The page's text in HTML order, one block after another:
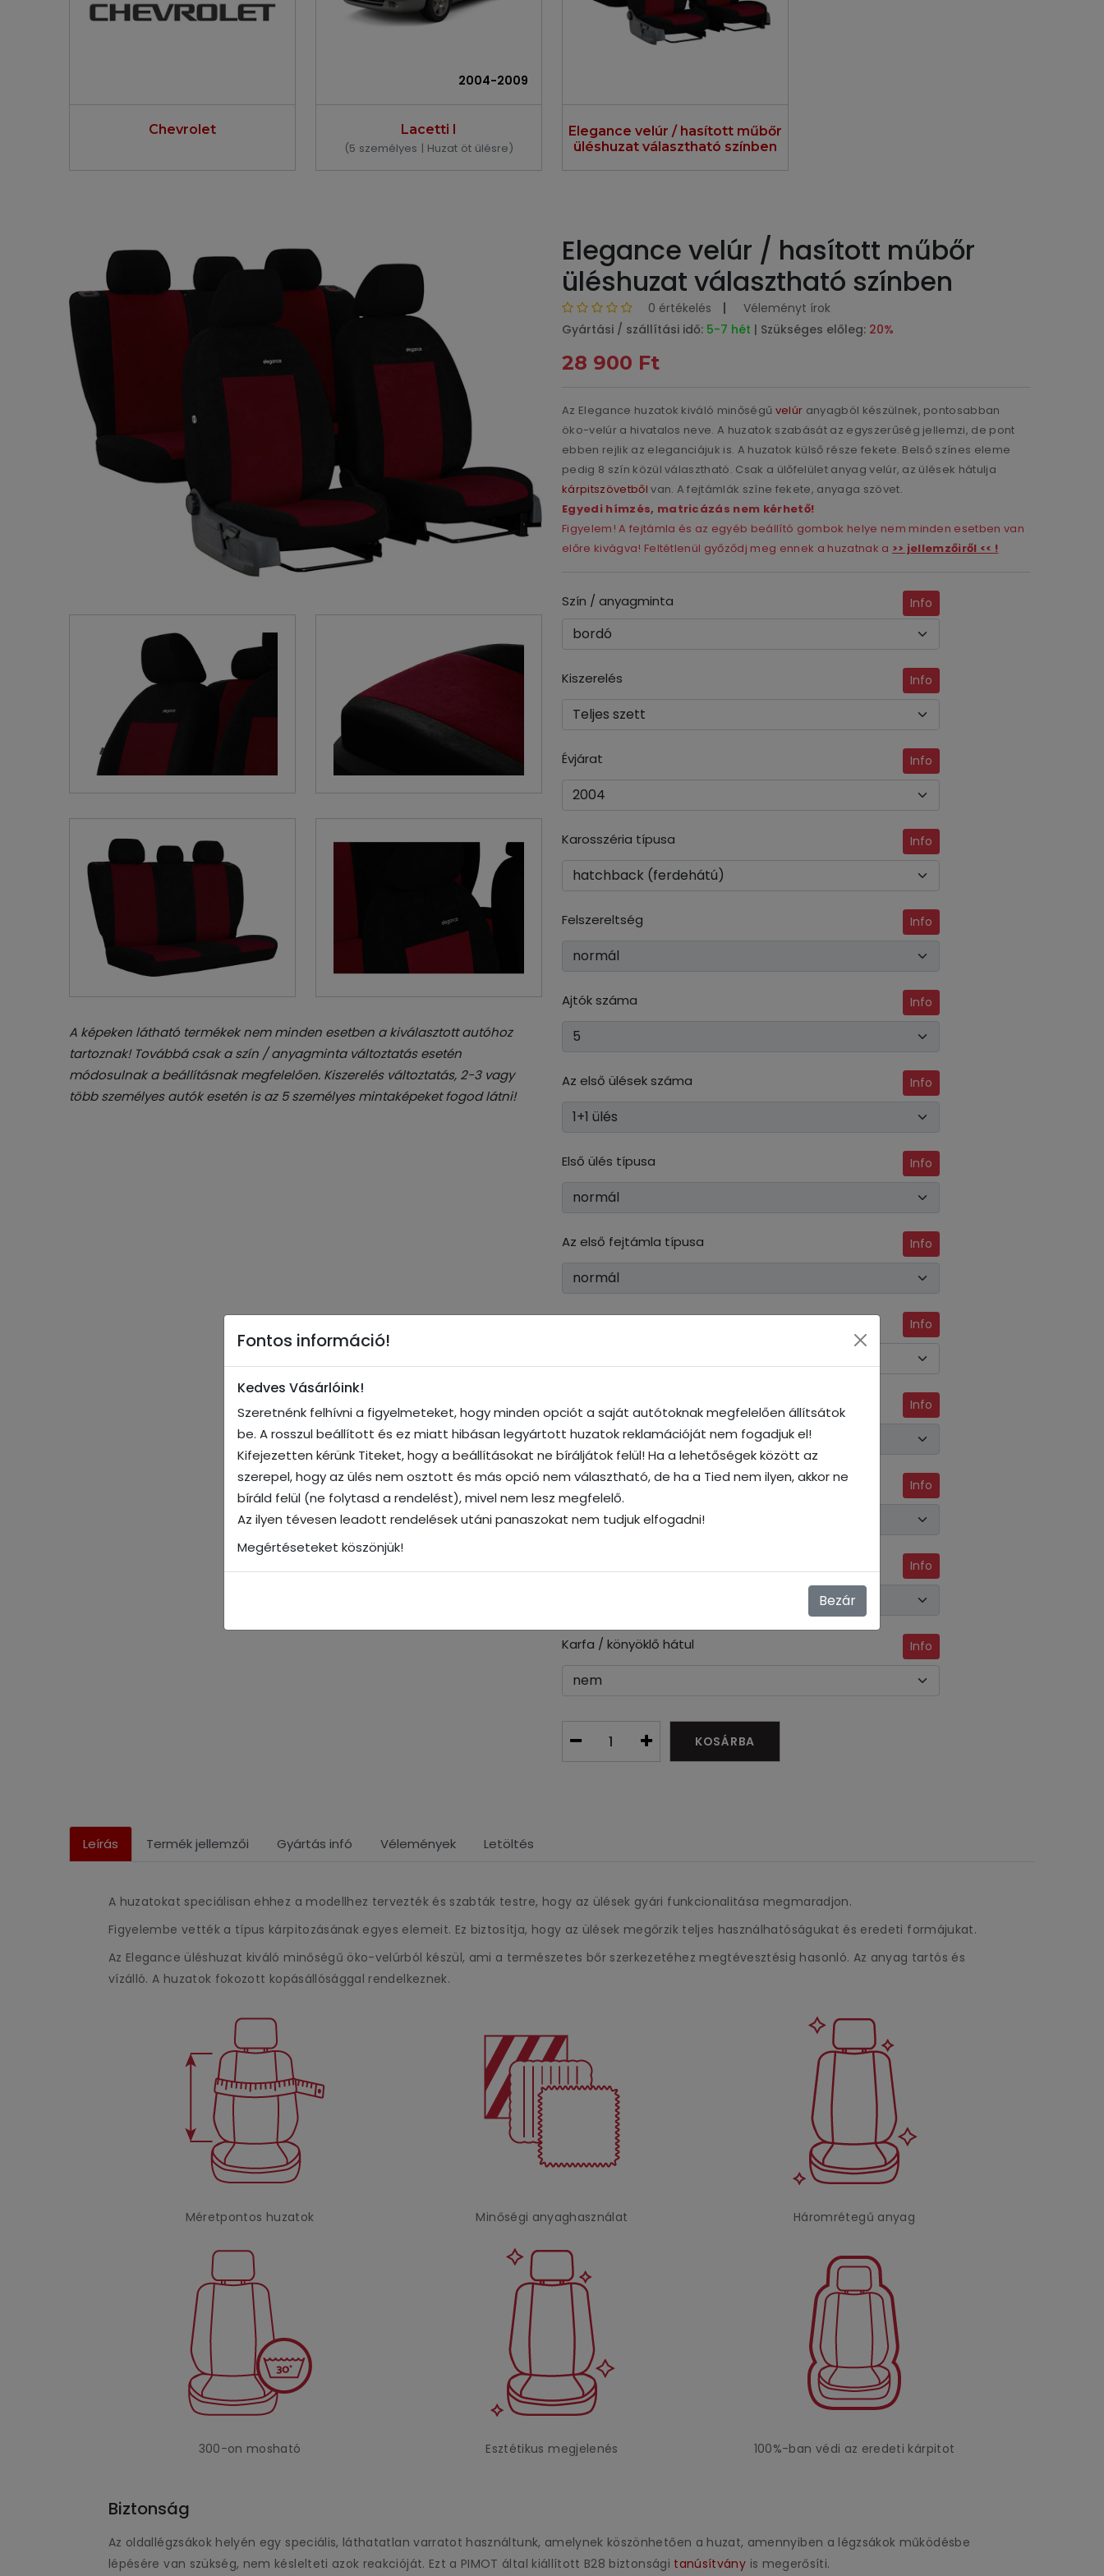
Chevrolet
2004-2009
Lacetti I
(5 személyes | Huzat öt ülésre)
Elegance velúr / hasított műbőr
üléshuzat választható színben
A képeken látható termékek nem minden esetben a kiválasztott autóhoz
tartoznak! Továbbá csak a szín / anyagminta változtatás esetén
módosulnak a beállításnak megfelelően. Kiszerelés változtatás, 2-3 vagy
több személyes autók esetén is az 5 személyes mintaképeket fogod látni!
Elegance velúr / hasított műbőr
üléshuzat választható színben
0 értékelés
Véleményt írok
Gyártási / szállítási idő: 5-7 hét | Szükséges előleg: 20%
28 900 Ft
Az Elegance huzatok kiváló minőségű velúr anyagból készülnek, pontosabban
öko-velúr a hivatalos neve. A huzatok szabását az egyszerűség jellemzi, de pont
ebben rejlik az eleganciájuk is. A huzatok külső része fekete. Belső színes eleme
pedig 8 szín közül választható. Csak a ülőfelület anyag velúr, az ülések hátulja
kárpitszövetből van. A fejtámlák színe fekete, anyaga szövet.
Egyedi hímzés, matricázás nem kérhető!
Figyelem! A fejtámla és az egyéb beállító gombok helye nem minden esetben van
előre kivágva! Feltétlenül győződj meg ennek a huzatnak a >> jellemzőiről << !
Szín / anyagminta Info
Kiszerelés Info
Évjárat Info
Karosszéria típusa Info
Felszereltség Info
Ajtók száma Info
Az első ülések száma Info
Első ülés típusa Info
Az első fejtámla típusa Info
Info
Info
Hátsó ülés ülőrész Info
Info
Karfa / könyöklő hátul Info
KOSÁRBA
Leírás Termék jellemzői Gyártás infó Vélemények Letöltés
A huzatokat speciálisan ehhez a modellhez tervezték és szabták testre, hogy az ülések gyári funkcionalitása megmaradjon.
Figyelembe vették a típus kárpitozásának egyes elemeit. Ez biztosítja, hogy az ülések megőrzik teljes használhatóságukat és eredeti formájukat.
Az Elegance üléshuzat kiváló minőségű öko-velúrból készül, ami a természetes bőr szerkezetéhez megtévesztésig hasonló. Az anyag tartós és
vízálló. A huzatok fokozott kopásállósággal rendelkeznek.
Méretpontos huzatok Minőségi anyaghasználat Háromrétegű anyag
300-on mosható Esztétikus megjelenés 100%-ban védi az eredeti kárpitot
Biztonság
Az oldallégzsákok helyén egy speciális, láthatatlan varratot használtunk, amelynek köszönhetően a huzat, amennyiben a légzsákok működésbe
lépésére van szükség, nem késlelteti azok reakcióját. Ezt a PIMOT által kiállított B28 biztonsági tanúsítvány is megerősíti.
Fontos információ!
Kedves Vásárlóink!
Szeretnénk felhívni a figyelmeteket, hogy minden opciót a saját autótoknak megfelelően állítsátok
be. A rosszul beállított és ez miatt hibásan legyártott huzatok reklamációját nem fogadjuk el!
Kifejezetten kérünk Titeket, hogy a beállításokat ne bíráljátok felül! Ha a lehetőségek között az
szerepel, hogy az ülés nem osztott és más opció nem választható, de ha a Tied nem ilyen, akkor ne
bíráld felül (ne folytasd a rendelést), mivel nem lesz megfelelő.
Az ilyen tévesen leadott rendelések utáni panaszokat nem tudjuk elfogadni!
Megértéseteket köszönjük!
Bezár